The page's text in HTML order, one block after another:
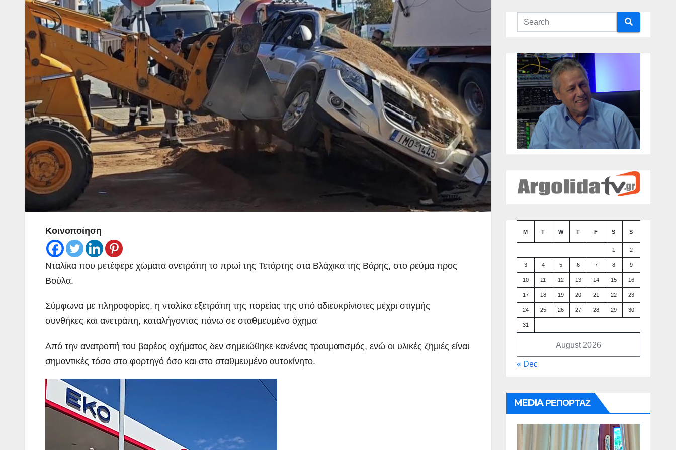
Κοινοποίηση
Νταλίκα που μετέφερε χώματα ανετράπη το πρωί της Τετάρτης στα Βλάχικα της Βάρης, στο ρεύμα προς
Βούλα.
Σύμφωνα με πληροφορίες, η νταλίκα εξετράπη της πορείας της υπό αδιευκρίνιστες μέχρι στιγμής
συνθήκες και ανετράπη, καταλήγοντας πάνω σε σταθμευμένο όχημα
Aπό την ανατροπή του βαρέος οχήματος δεν σημειώθηκε κανένας τραυματισμός, ενώ οι υλικές ζημιές είναι
σημαντικές τόσο στο φορτηγό όσο και στο σταθμευμένο αυτοκίνητο.
August 2026
M T W T F S S
1 2
3 4 5 6 7 8 9
10 11 12 13 14 15 16
17 18 19 20 21 22 23
24 25 26 27 28 29 30
31
« Dec
MEDIA ΡΕΠΟΡΤΑΖ